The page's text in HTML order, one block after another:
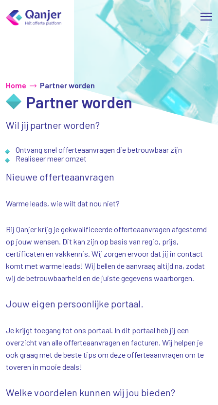
Home Partner worden
Partner worden
Wil jij partner worden?
Ontvang snel offerteaanvragen die betrouwbaar zijn
Realiseer meer omzet
Nieuwe offerteaanvragen
Warme leads, wie wilt dat nou niet?
Bij Qanjer krijg je gekwalificeerde offerteaanvragen afgestemd
op jouw wensen. Dit kan zijn op basis van regio, prijs,
certificaten en vakkennis. Wij zorgen ervoor dat jij in contact
komt met warme leads! Wij bellen de aanvraag altijd na, zodat
wij de betrouwbaarheid en de juiste gegevens waarborgen.
Jouw eigen persoonlijke portaal.
Je krijgt toegang tot ons portaal. In dit portaal heb jij een
overzicht van alle offerteaanvragen en facturen. Wij helpen je
ook graag met de beste tips om deze offerteaanvragen om te
toveren in mooie deals!
Welke voordelen kunnen wij jou bieden?